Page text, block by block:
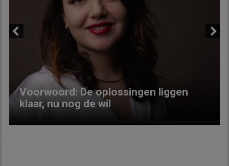
Voorwoord: De oplossingen liggen
klaar, nu nog de wil